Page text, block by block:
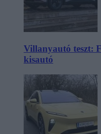
Villanyautó teszt:
kisautó